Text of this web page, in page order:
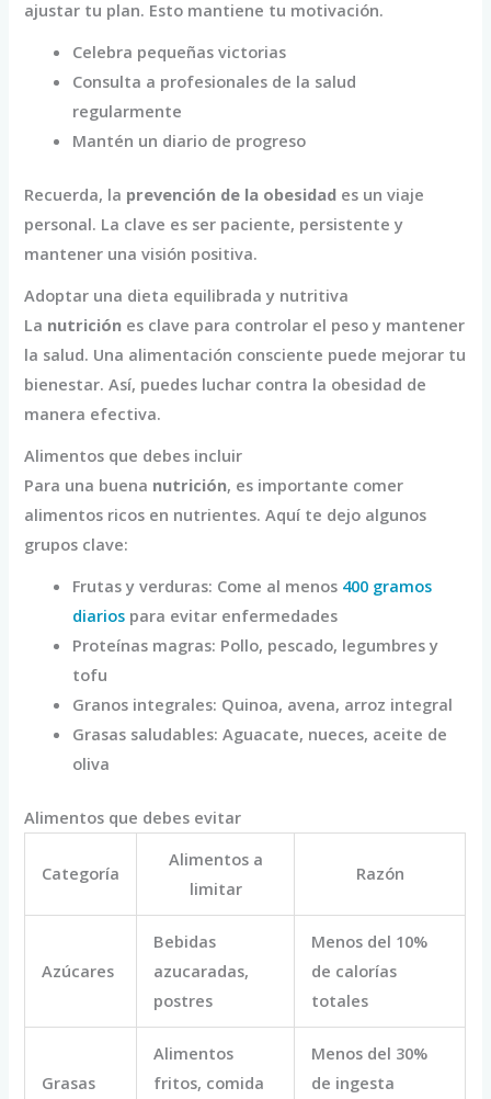
ajustar tu plan. Esto mantiene tu motivación.
Celebra pequeñas victorias
Consulta a profesionales de la salud
regularmente
Mantén un diario de progreso
Recuerda, la prevención de la obesidad es un viaje
personal. La clave es ser paciente, persistente y
mantener una visión positiva.
Adoptar una dieta equilibrada y nutritiva
La nutrición es clave para controlar el peso y mantener
la salud. Una alimentación consciente puede mejorar tu
bienestar. Así, puedes luchar contra la obesidad de
manera efectiva.
Alimentos que debes incluir
Para una buena nutrición, es importante comer
alimentos ricos en nutrientes. Aquí te dejo algunos
grupos clave:
Frutas y verduras: Come al menos 400 gramos
diarios para evitar enfermedades
Proteínas magras: Pollo, pescado, legumbres y
tofu
Granos integrales: Quinoa, avena, arroz integral
Grasas saludables: Aguacate, nueces, aceite de
oliva
Alimentos que debes evitar
Categoría
Alimentos a
limitar
Razón
Azúcares
Bebidas
azucaradas,
postres
Menos del 10%
de calorías
totales
Grasas
Alimentos
fritos, comida
Menos del 30%
de ingesta